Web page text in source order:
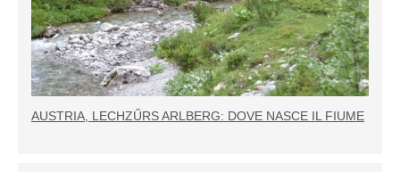
AUSTRIA, LECHZŰRS ARLBERG: DOVE NASCE IL FIUME